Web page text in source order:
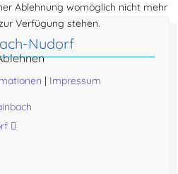
Nudorf
Ablehnung womöglich nicht mehr
Verfügung stehen.
| Impressum